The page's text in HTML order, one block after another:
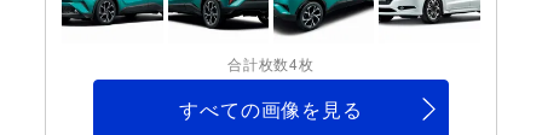
合計枚数4枚
すべての画像を見る